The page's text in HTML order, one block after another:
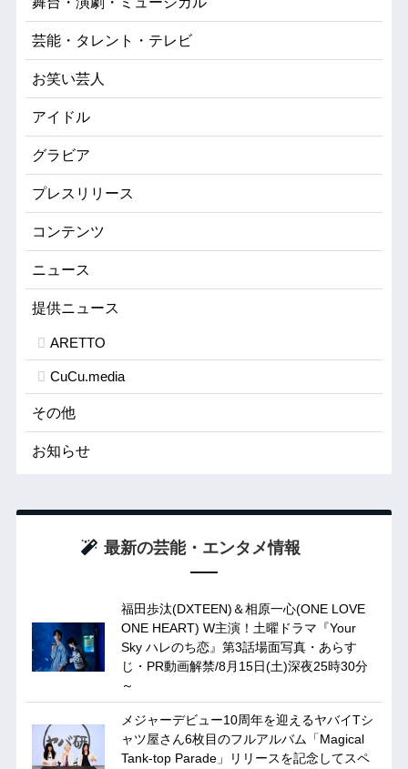
芸能・タレント・テレビ
お笑い芸人
アイドル
グラビア
プレスリリース
コンテンツ
ニュース
提供ニュース
ARETTO
CuCu.media
その他
お知らせ
最新の芸能・エンタメ情報
福田歩汰(DXTEEN)＆相原一心(ONE LOVE
ONE HEART) W主演！土曜ドラマ『Your
Sky ハレのち恋』第3話場面写真・あらす
じ・PR動画解禁/8月15日(土)深夜25時30分
～
メジャーデビュー10周年を迎えるヤバイTシ
ャツ屋さん6枚目のフルアルバム「Magical
Tank-top Parade」リリースを記念してスペ